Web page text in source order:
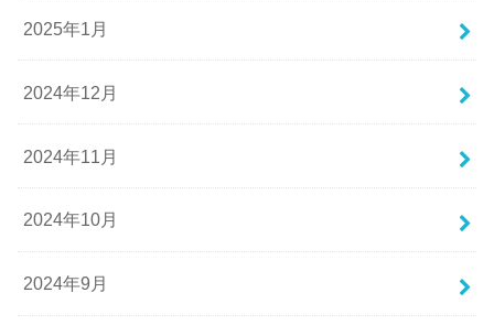
2025年1月
2024年12月
2024年11月
2024年10月
2024年9月